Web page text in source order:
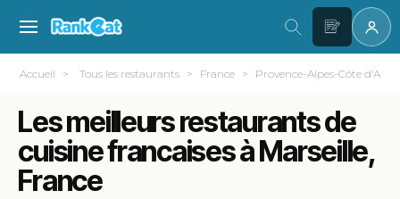
Accueil Tous les restaurants France Provence-Alpes-Côte d'Azur
Les meilleurs restaurants de
cuisine francaises à Marseille,
France